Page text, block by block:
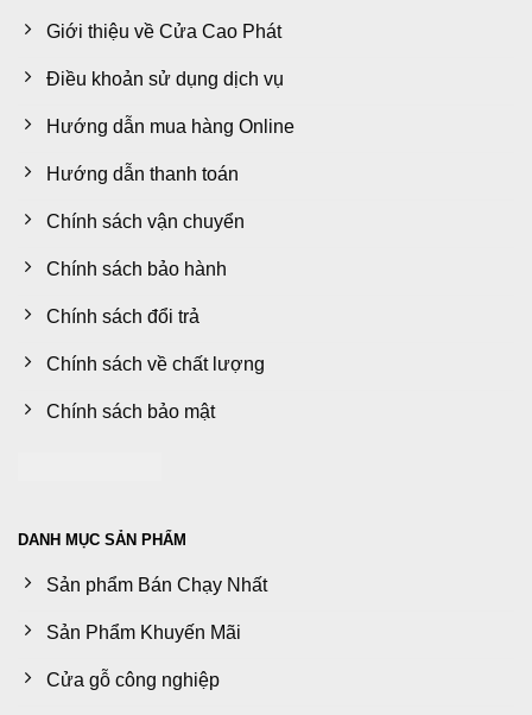
Giới thiệu về Cửa Cao Phát
Điều khoản sử dụng dịch vụ
Hướng dẫn mua hàng Online
Hướng dẫn thanh toán
Chính sách vận chuyển
Chính sách bảo hành
Chính sách đổi trả
Chính sách về chất lượng
Chính sách bảo mật
DANH MỤC SẢN PHẨM
Sản phẩm Bán Chạy Nhất
Sản Phẩm Khuyến Mãi
Cửa gỗ công nghiệp